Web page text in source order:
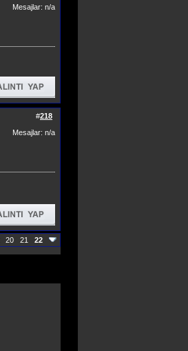
Mesajlar: n/a
#218
Mesajlar: n/a
20 21 22